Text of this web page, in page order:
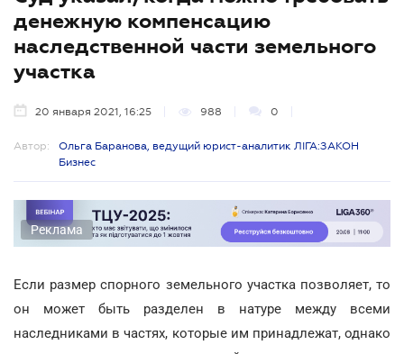
денежную компенсацию
наследственной части земельного
участка
20 января 2021, 16:25 988 0
Автор:
Ольга Баранова, ведущий юрист-аналитик ЛІГА:ЗАКОН
Бизнес
Реклама
Если размер спорного земельного участка позволяет, то
он может быть разделен в натуре между всеми
наследниками в частях, которые им принадлежат, однако